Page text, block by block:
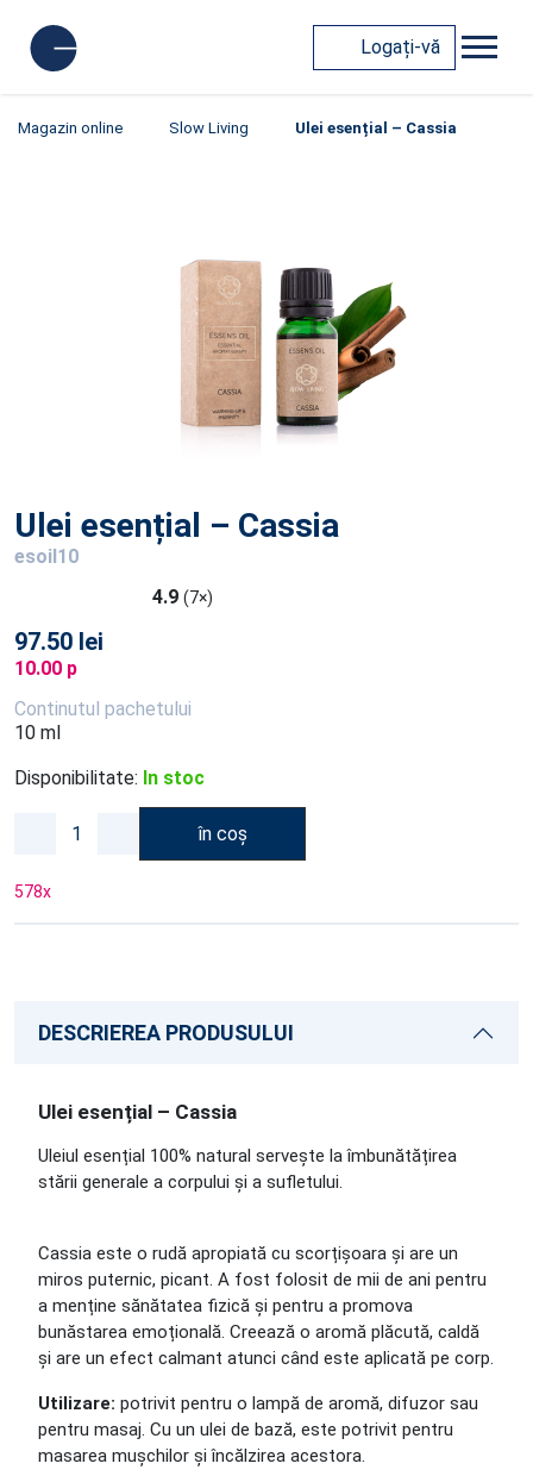
Logați-vă
Magazin online Slow Living Ulei esențial – Cassia
Ulei esențial – Cassia
esoil10
4.9 (7×)
97.50 lei
10.00 p
Continutul pachetului
10 ml
Disponibilitate: In stoc
în coș
578x
DESCRIEREA PRODUSULUI
Ulei esențial – Cassia
Uleiul esențial 100% natural servește la îmbunătățirea
stării generale a corpului și a sufletului.
Cassia este o rudă apropiată cu scorțișoara și are un
miros puternic, picant. A fost folosit de mii de ani pentru
a menține sănătatea fizică și pentru a promova
bunăstarea emoțională. Creează o aromă plăcută, caldă
și are un efect calmant atunci când este aplicată pe corp.
Utilizare: potrivit pentru o lampă de aromă, difuzor sau
pentru masaj. Cu un ulei de bază, este potrivit pentru
masarea mușchilor și încălzirea acestora.